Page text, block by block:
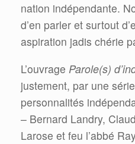
nation indépendante.
d’en parler et surtout
aspiration jadis chérie
L’ouvrage Parole(s)
justement, par une
personnalités
– Bernard Landry,
Larose et feu l’abbé